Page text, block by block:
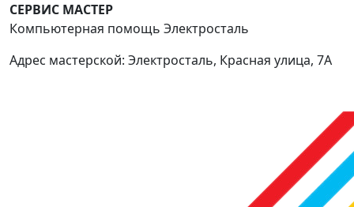
СЕРВИС МАСТЕР
Компьютерная помощь Электросталь
Адрес мастерской: Электросталь, Красная улица, 7А